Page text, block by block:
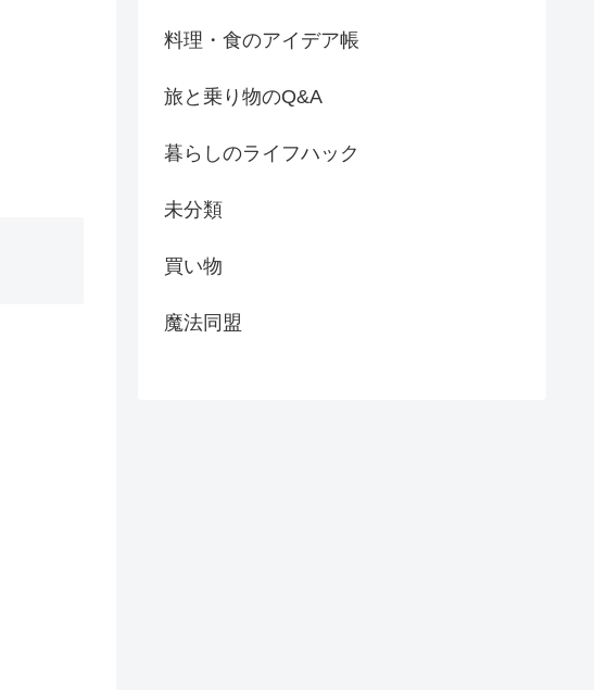
料理・食のアイデア帳
旅と乗り物のQ&A
暮らしのライフハック
未分類
買い物
魔法同盟